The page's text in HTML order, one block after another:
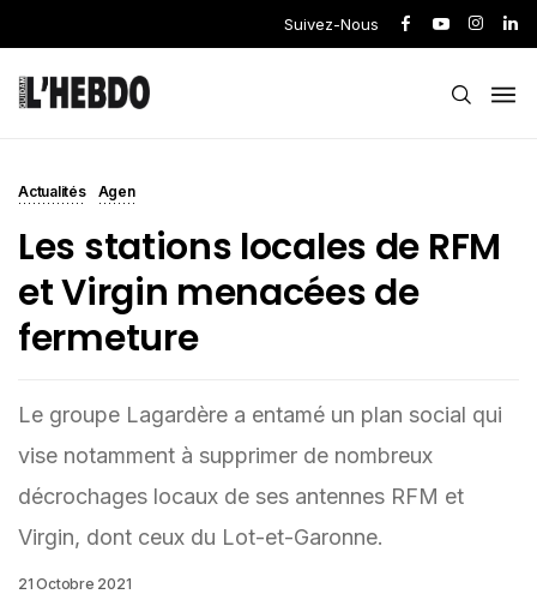
Suivez-Nous
Actualités Agen
Les stations locales de RFM
et Virgin menacées de
fermeture
Le groupe Lagardère a entamé un plan social qui
vise notamment à supprimer de nombreux
décrochages locaux de ses antennes RFM et
Virgin, dont ceux du Lot-et-Garonne.
21 Octobre 2021